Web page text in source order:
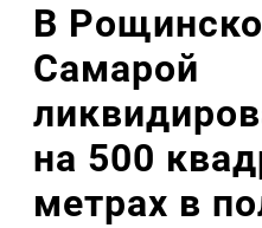
В
Самарой
на 500
метрах в